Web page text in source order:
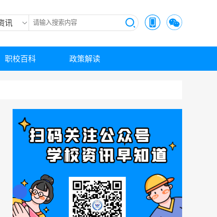
讯
职校百科 政策解读